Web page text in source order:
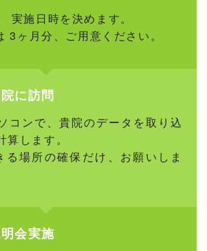
実施日時を決めます。
3ヶ月分、ご用意ください。
に訪問
コンで、貴院のデータを取り込
します。
る場所の確保だけ、お願いしま
会実施